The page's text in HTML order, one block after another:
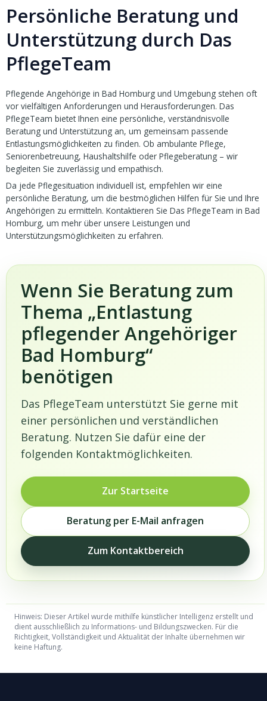
Persönliche Beratung und
Unterstützung durch Das
PflegeTeam
Pflegende Angehörige in Bad Homburg und Umgebung stehen oft
vor vielfältigen Anforderungen und Herausforderungen. Das
PflegeTeam bietet Ihnen eine persönliche, verständnisvolle
Beratung und Unterstützung an, um gemeinsam passende
Entlastungsmöglichkeiten zu finden. Ob ambulante Pflege,
Seniorenbetreuung, Haushaltshilfe oder Pflegeberatung – wir
begleiten Sie zuverlässig und empathisch.
Da jede Pflegesituation individuell ist, empfehlen wir eine
persönliche Beratung, um die bestmöglichen Hilfen für Sie und Ihre
Angehörigen zu ermitteln. Kontaktieren Sie Das PflegeTeam in Bad
Homburg, um mehr über unsere Leistungen und
Unterstützungsmöglichkeiten zu erfahren.
Wenn Sie Beratung zum
Thema „Entlastung
pflegender Angehöriger
Bad Homburg“
benötigen
Das PflegeTeam unterstützt Sie gerne mit
einer persönlichen und verständlichen
Beratung. Nutzen Sie dafür eine der
folgenden Kontaktmöglichkeiten.
Zur Startseite
Beratung per E-Mail anfragen
Zum Kontaktbereich
Hinweis: Dieser Artikel wurde mithilfe künstlicher Intelligenz erstellt und
dient ausschließlich zu Informations- und Bildungszwecken. Für die
Richtigkeit, Vollständigkeit und Aktualität der Inhalte übernehmen wir
keine Haftung.